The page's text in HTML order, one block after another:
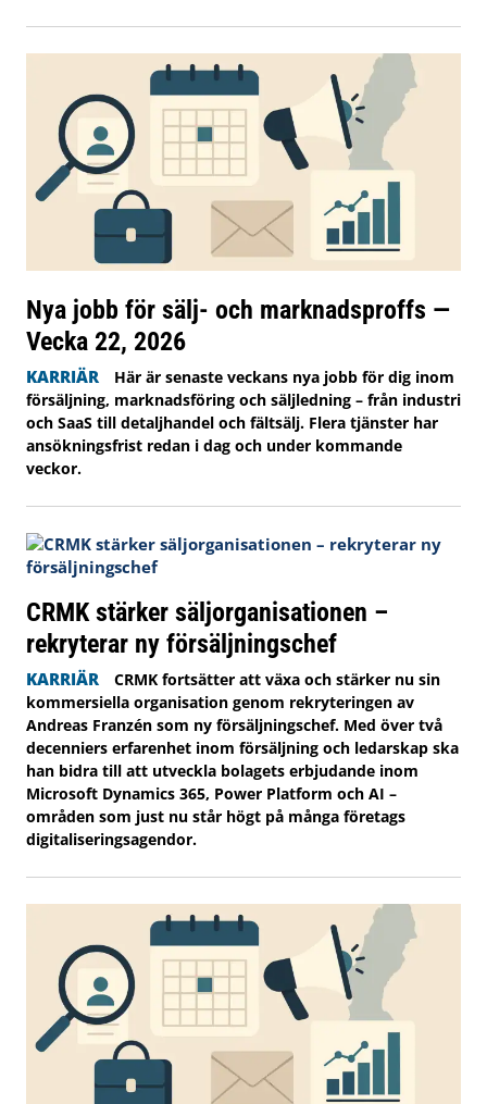
Nya jobb för sälj- och marknadsproffs —
Vecka 22, 2026
KARRIÄR
Här är senaste veckans nya jobb för dig inom
försäljning, marknadsföring och säljledning – från industri
och SaaS till detaljhandel och fältsälj. Flera tjänster har
ansökningsfrist redan i dag och under kommande
veckor.
CRMK stärker säljorganisationen –
rekryterar ny försäljningschef
KARRIÄR
CRMK fortsätter att växa och stärker nu sin
kommersiella organisation genom rekryteringen av
Andreas Franzén som ny försäljningschef. Med över två
decenniers erfarenhet inom försäljning och ledarskap ska
han bidra till att utveckla bolagets erbjudande inom
Microsoft Dynamics 365, Power Platform och AI –
områden som just nu står högt på många företags
digitaliseringsagendor.